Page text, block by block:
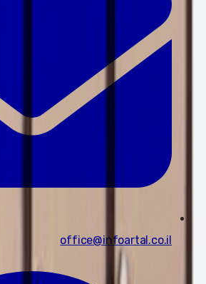
office@infoartal.co.il